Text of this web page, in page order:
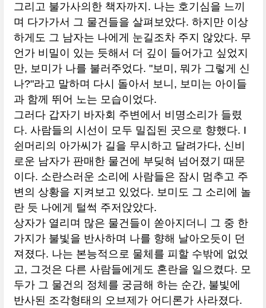
그리고 불가사의한 책자까지. 나는 호기심을 느끼
며 다가가서 그 물건들을 살펴보았다. 하지만 이상
하게도 그 남자는 나에게 눈길조차 주지 않았다. 무
언가 비밀이 있는 듯해서 더 깊이 들어가고 싶었지
만, 보미가 나를 불러주었다. "보미, 뭐가 그렇게 신
나?"라고 말하며 다시 돌아서 보니, 보미는 아이들
과 함께 뛰어 노는 모습이었다.
그러다 갑자기 바자회 주변에서 비명소리가 들렸
다. 사람들의 시선이 모두 밀집된 곳으로 향했다. I
쉰머리의 아가씨가 길을 무시하고 달려가다, 신비
로운 남자가 판매한 물건에 부딪혀 넘어졌기 때문
이다. 소란스러운 소리에 사람들은 잠시 멈추고 주
변의 상황을 지켜보고 있었다. 보미도 그 소리에 놀
란 듯 나에게 털썩 주저앉았다.
상자가 열리며 많은 물건들이 쏟아지더니 그 중 한
가지가 불빛을 반사하며 나를 향해 날아오듯이 던
져졌다. 나는 본능적으로 물체를 피할 수밖에 없었
고, 그것은 다른 사람들에게도 혼란을 일으켰다. 모
두가 그 물건의 정체를 궁금해 하는 순간, 불빛에
반사된 조각형태의 오브제가 어디론가 사라졌다.